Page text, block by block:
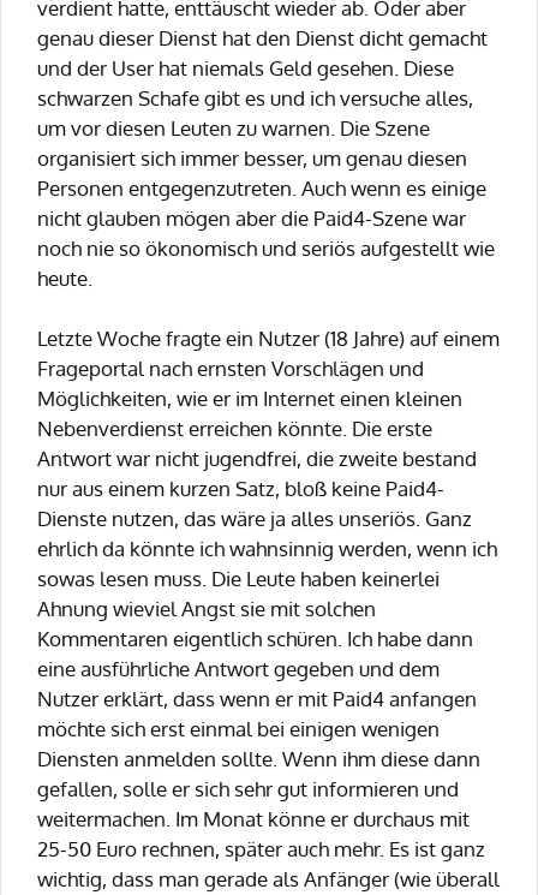
verdient hatte, enttäuscht wieder ab. Oder aber
genau dieser Dienst hat den Dienst dicht gemacht
und der User hat niemals Geld gesehen. Diese
schwarzen Schafe gibt es und ich versuche alles,
um vor diesen Leuten zu warnen. Die Szene
organisiert sich immer besser, um genau diesen
Personen entgegenzutreten. Auch wenn es einige
nicht glauben mögen aber die Paid4-Szene war
noch nie so ökonomisch und seriös aufgestellt wie
heute.
Letzte Woche fragte ein Nutzer (18 Jahre) auf einem
Frageportal nach ernsten Vorschlägen und
Möglichkeiten, wie er im Internet einen kleinen
Nebenverdienst erreichen könnte. Die erste
Antwort war nicht jugendfrei, die zweite bestand
nur aus einem kurzen Satz, bloß keine Paid4-
Dienste nutzen, das wäre ja alles unseriös. Ganz
ehrlich da könnte ich wahnsinnig werden, wenn ich
sowas lesen muss. Die Leute haben keinerlei
Ahnung wieviel Angst sie mit solchen
Kommentaren eigentlich schüren. Ich habe dann
eine ausführliche Antwort gegeben und dem
Nutzer erklärt, dass wenn er mit Paid4 anfangen
möchte sich erst einmal bei einigen wenigen
Diensten anmelden sollte. Wenn ihm diese dann
gefallen, solle er sich sehr gut informieren und
weitermachen. Im Monat könne er durchaus mit
25-50 Euro rechnen, später auch mehr. Es ist ganz
wichtig, dass man gerade als Anfänger (wie überall